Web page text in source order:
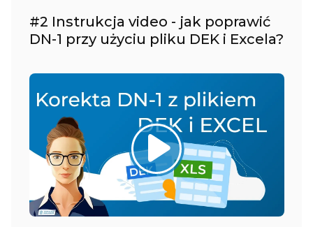
#2 Instrukcja video - jak poprawić
DN-1 przy użyciu pliku DEK i Excela?